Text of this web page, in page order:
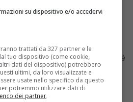
trasferiti nei bunker
usa la mano forte. “
Non sarà
, né entreranno camion di
gliostaggi israeliani non
ha detto il ministro dell’Energia,
su dispositivo e/o accedervi
trattati da 327 partner e le
tuo dispositivo (come cookie,
dati del dispositivo) potrebbero
ultimi, da loro visualizzate e
usate nello specifico da questo
potremmo utilizzare dati di
dei partner.